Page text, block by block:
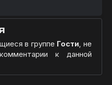
в группе Гости, не
к данной